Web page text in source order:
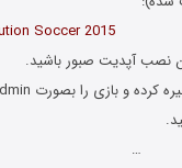
Soccer 2015
…